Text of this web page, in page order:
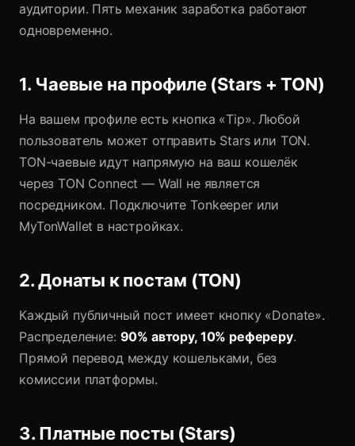
аудитории. Пять механик заработка работают
одновременно.
1. Чаевые на профиле (Stars + TON)
На вашем профиле есть кнопка «Tip». Любой
пользователь может отправить Stars или TON.
TON-чаевые идут напрямую на ваш кошелёк
через TON Connect — Wall не является
посредником. Подключите Tonkeeper или
MyTonWallet в настройках.
2. Донаты к постам (TON)
Каждый публичный пост имеет кнопку «Donate».
Распределение: 90% автору, 10% рефереру.
Прямой перевод между кошельками, без
комиссии платформы.
3. Платные посты (Stars)